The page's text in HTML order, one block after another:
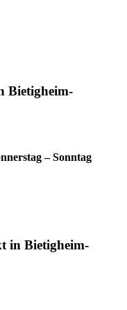
Bietigheim-
– Sonntag
in Bietigheim-